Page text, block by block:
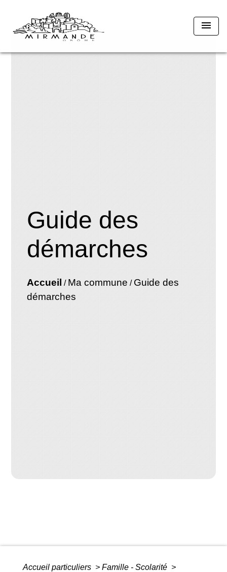
menu
Guide des
démarches
Accueil / Ma commune / Guide des
démarches
Accueil particuliers > Famille - Scolarité >